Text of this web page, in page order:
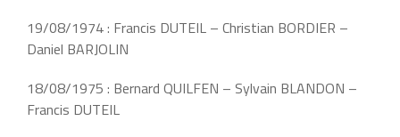
19/08/1974 : Francis DUTEIL – Christian BORDIER –
Daniel BARJOLIN
18/08/1975 : Bernard QUILFEN – Sylvain BLANDON –
Francis DUTEIL